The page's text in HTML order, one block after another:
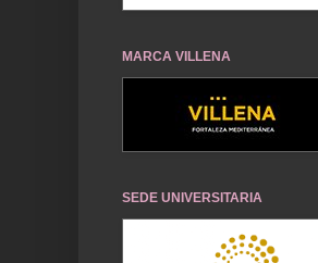
MARCA VILLENA
SEDE UNIVERSITARIA